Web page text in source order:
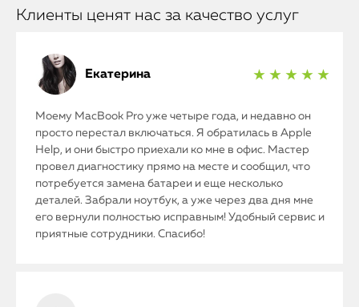
Клиенты ценят нас за качество услуг
Екатерина ★ ★ ★ ★ ★
Моему MacBook Pro уже четыре года, и недавно он
просто перестал включаться. Я обратилась в Apple
Help, и они быстро приехали ко мне в офис. Мастер
провел диагностику прямо на месте и сообщил, что
потребуется замена батареи и еще несколько
деталей. Забрали ноутбук, а уже через два дня мне
его вернули полностью исправным! Удобный сервис и
приятные сотрудники. Спасибо!